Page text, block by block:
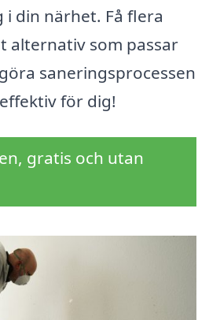
din närhet. Få flera
alternativ som passar
saneringsprocessen
för dig!
gratis och utan